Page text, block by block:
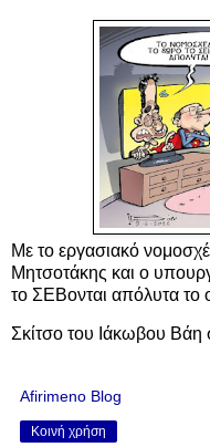
Με το εργασιακό
Μητσοτάκης και ο
το ΣΕΒονται απόλυτα το
Σκίτσο του Ιάκωβου Βάη
Afirimeno Blog
Κοινή χρήση